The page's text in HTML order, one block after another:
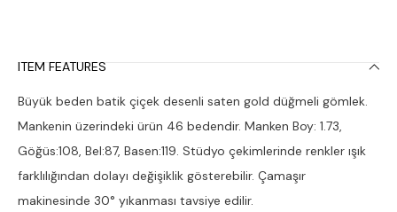
ITEM FEATURES
Büyük beden batik çiçek desenli saten gold düğmeli gömlek.
Mankenin üzerindeki ürün 46 bedendir. Manken Boy: 1.73,
Göğüs:108, Bel:87, Basen:119. Stüdyo çekimlerinde renkler ışık
farklılığından dolayı değişiklik gösterebilir. Çamaşır
makinesinde 30° yıkanması tavsiye edilir.